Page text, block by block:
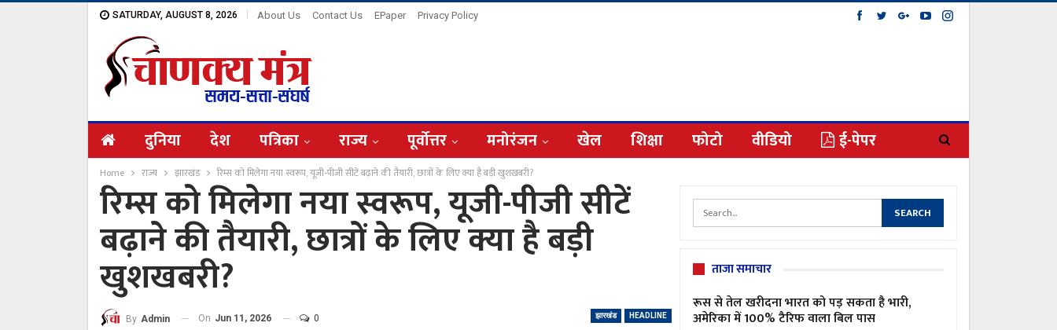
SATURDAY, AUGUST 8, 2026 About Us Contact Us EPaper Privacy Policy
दुनिया देश पत्रिका राज्य पूर्वोत्तर मनोरंजन खेल शिक्षा फोटो वीडियो ई-पेपर
Home राज्य झारखंड रिम्स को मिलेगा नया स्वरूप, यूजी-पीजी सीटें बढ़ाने की तैयारी, छात्रों के लिए क्या है बड़ी खुशखबरी?
रिम्स को मिलेगा नया स्वरूप, यूजी-पीजी सीटें
बढ़ाने की तैयारी, छात्रों के लिए क्या है बड़ी
खुशखबरी?
झारखंड HEADLINE
By Admin On Jun 11, 2026 0
ताजा समाचार
रूस से तेल खरीदना भारत को पड़ सकता है भारी,
अमेरिका में 100% टैरिफ वाला बिल पास